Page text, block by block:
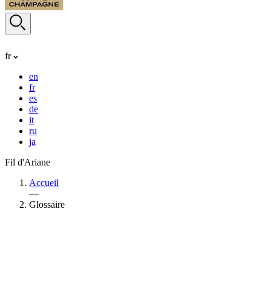
fr
en
fr
es
de
it
ru
ja
Fil d'Ariane
Accueil
—
Glossaire